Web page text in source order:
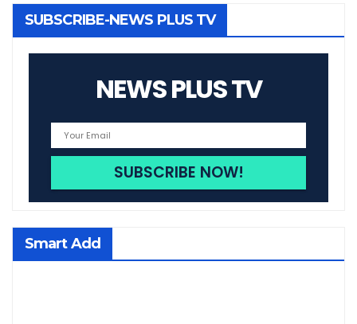
SUBSCRIBE-NEWS PLUS TV
NEWS PLUS TV
Smart Add